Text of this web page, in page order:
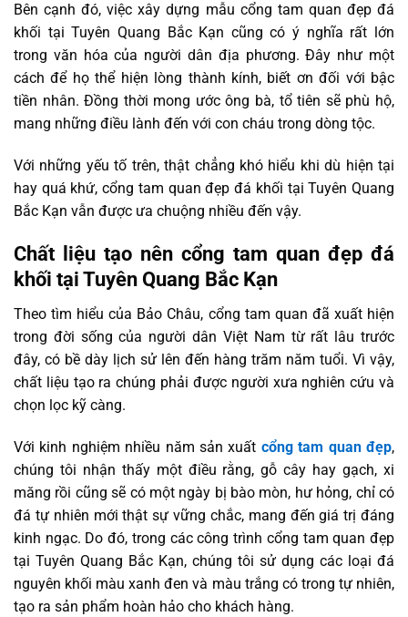
Bên cạnh đó, việc xây dựng mẫu cổng tam quan đẹp đá
khối tại Tuyên Quang Bắc Kạn cũng có ý nghĩa rất lớn
trong văn hóa của người dân địa phương. Đây như một
cách để họ thể hiện lòng thành kính, biết ơn đối với bậc
tiền nhân. Đồng thời mong ước ông bà, tổ tiên sẽ phù hộ,
mang những điều lành đến với con cháu trong dòng tộc.
Với những yếu tố trên, thật chẳng khó hiểu khi dù hiện tại
hay quá khứ, cổng tam quan đẹp đá khối tại Tuyên Quang
Bắc Kạn vẫn được ưa chuộng nhiều đến vậy.
Chất liệu tạo nên cổng tam quan đẹp đá
khối tại Tuyên Quang Bắc Kạn
Theo tìm hiểu của Bảo Châu, cổng tam quan đã xuất hiện
trong đời sống của người dân Việt Nam từ rất lâu trước
đây, có bề dày lịch sử lên đến hàng trăm năm tuổi. Vì vậy,
chất liệu tạo ra chúng phải được người xưa nghiên cứu và
chọn lọc kỹ càng.
Với kinh nghiệm nhiều năm sản xuất cổng tam quan đẹp,
chúng tôi nhận thấy một điều rằng, gỗ cây hay gạch, xi
măng rồi cũng sẽ có một ngày bị bào mòn, hư hỏng, chỉ có
đá tự nhiên mới thật sự vững chắc, mang đến giá trị đáng
kinh ngạc. Do đó, trong các công trình cổng tam quan đẹp
tại Tuyên Quang Bắc Kạn, chúng tôi sử dụng các loại đá
nguyên khối màu xanh đen và màu trắng có trong tự nhiên,
tạo ra sản phẩm hoàn hảo cho khách hàng.